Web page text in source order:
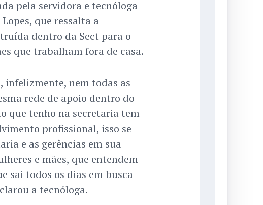
pela servidora e tecnóloga
que ressalta a
dentro da Sect para o
que trabalham fora de casa.
infelizmente, nem todas as
rede de apoio dentro do
que tenho na secretaria tem
profissional, isso se
e as gerências em sua
e mães, que entendem
sai todos os dias em busca
a tecnóloga.